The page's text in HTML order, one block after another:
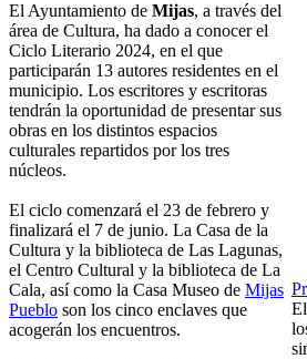
El Ayuntamiento de Mijas, a través del
área de Cultura, ha dado a conocer el
Ciclo Literario 2024, en el que
participarán 13 autores residentes en el
municipio. Los escritores y escritoras
tendrán la oportunidad de presentar sus
obras en los distintos espacios
culturales repartidos por los tres
núcleos.
El ciclo comenzará el 23 de febrero y
finalizará el 7 de junio. La Casa de la
Cultura y la biblioteca de Las Lagunas,
el Centro Cultural y la biblioteca de La
Cala, así como la Casa Museo de Mijas
Pueblo son los cinco enclaves que
acogerán los encuentros.